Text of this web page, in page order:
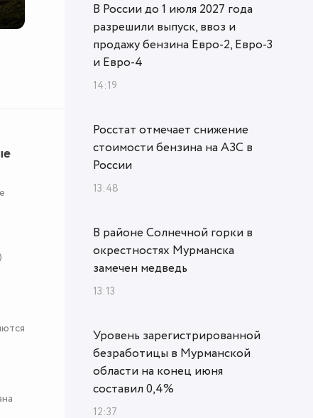
В России до 1 июля 2027 года
разрешили выпуск, ввоз и
продажу бензина Евро-2, Евро-3
и Евро-4
14:19
Росстат отмечает снижение
стоимости бензина на АЗС в
России
13:48
В районе Солнечной горки в
окрестностях Мурманска
замечен медведь
13:13
Уровень зарегистрированной
безработицы в Мурманской
области на конец июня
составил 0,4%
12:37